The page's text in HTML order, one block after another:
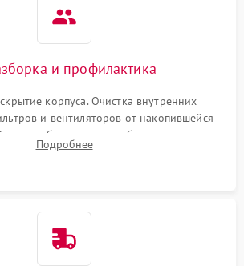
и профилактика
корпуса. Очистка внутренних
и вентиляторов от накопившейся
осмотр блока питания, балласта лампы и
на наличие прогаров или вздутых
Подробнее